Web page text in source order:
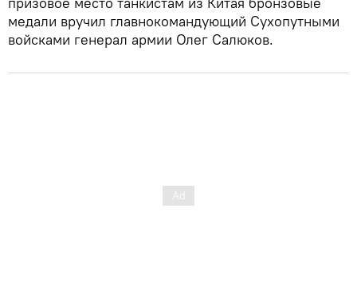
медали вручил главнокомандующий Сухопутными
войсками генерал армии Олег Салюков.